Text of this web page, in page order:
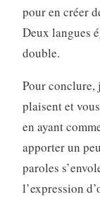
pour en créer
Deux langues
double.
Pour conclure,
plaisent et
en ayant
apporter un
paroles
l’expression